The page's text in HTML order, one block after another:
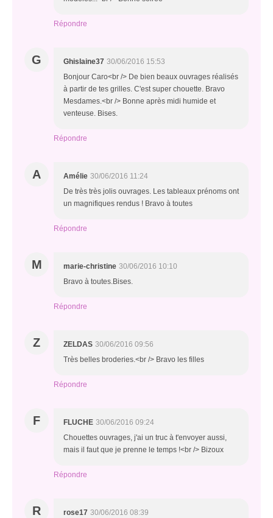
Répondre
G Ghislaine37 30/06/2016 15:53
Bonjour Caro<br /> De bien beaux ouvrages réalisés
à partir de tes grilles. C'est super chouette. Bravo
Mesdames.<br /> Bonne après midi humide et
venteuse. Bises.
Répondre
A Amélie 30/06/2016 11:24
De très très jolis ouvrages. Les tableaux prénoms ont
un magnifiques rendus ! Bravo à toutes
Répondre
M marie-christine 30/06/2016 10:10
Bravo à toutes.Bises.
Répondre
Z ZELDAS 30/06/2016 09:56
Très belles broderies.<br /> Bravo les filles
Répondre
F FLUCHE 30/06/2016 09:24
Chouettes ouvrages, j'ai un truc à t'envoyer aussi,
mais il faut que je prenne le temps !<br /> Bizoux
Répondre
R rose17 30/06/2016 08:39